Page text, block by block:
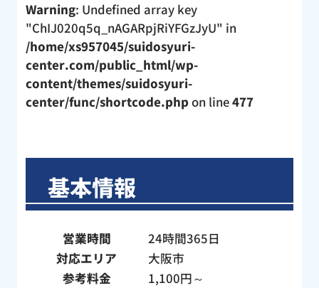
Warning: Undefined array key
"ChIJ020q5q_nAGARpjRiYFGzJyU" in
/home/xs957045/suidosyuri-
center.com/public_html/wp-
content/themes/suidosyuri-
center/func/shortcode.php on line477
基本情報
営業時間
24時間365日
対応エリア
大阪市
参考料金
1,100円～